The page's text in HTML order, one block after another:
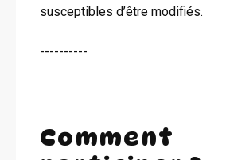
susceptibles d’être modifiés.
----------
Comment